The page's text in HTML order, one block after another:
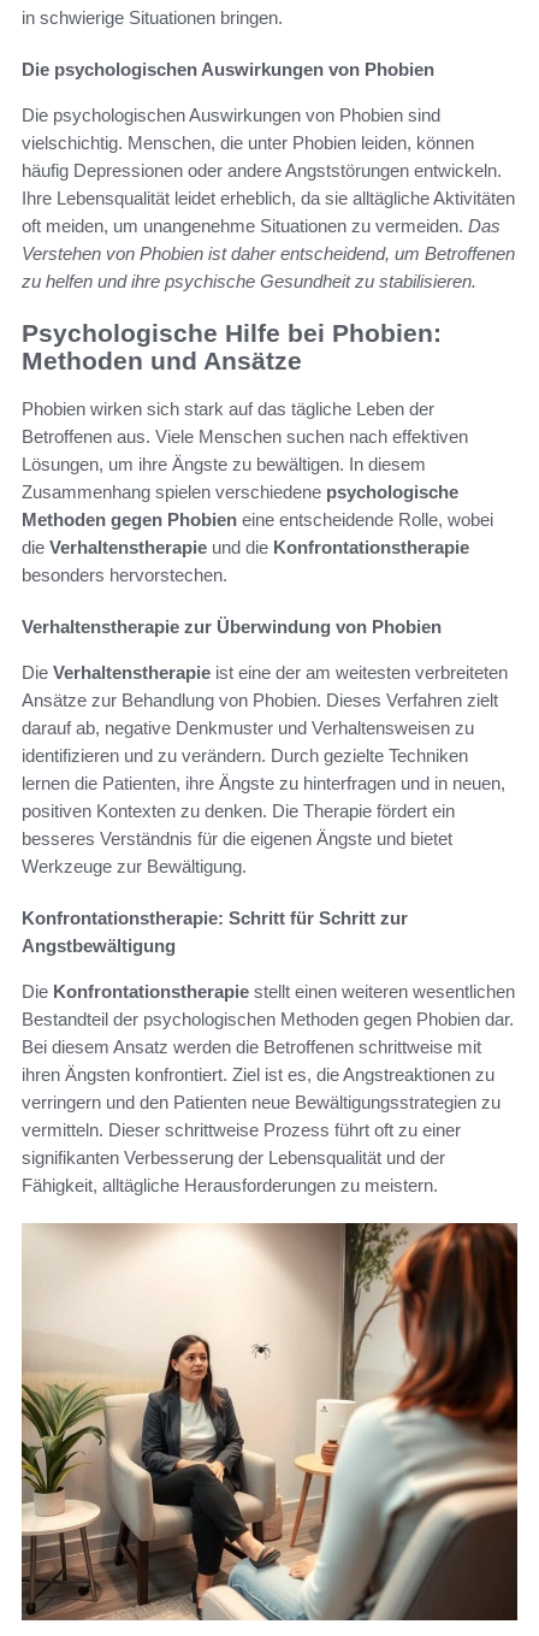
in schwierige Situationen bringen.
Die psychologischen Auswirkungen von Phobien
Die psychologischen Auswirkungen von Phobien sind
vielschichtig. Menschen, die unter Phobien leiden, können
häufig Depressionen oder andere Angststörungen entwickeln.
Ihre Lebensqualität leidet erheblich, da sie alltägliche Aktivitäten
oft meiden, um unangenehme Situationen zu vermeiden. Das
Verstehen von Phobien ist daher entscheidend, um Betroffenen
zu helfen und ihre psychische Gesundheit zu stabilisieren.
Psychologische Hilfe bei Phobien:
Methoden und Ansätze
Phobien wirken sich stark auf das tägliche Leben der
Betroffenen aus. Viele Menschen suchen nach effektiven
Lösungen, um ihre Ängste zu bewältigen. In diesem
Zusammenhang spielen verschiedene psychologische
Methoden gegen Phobien eine entscheidende Rolle, wobei
die Verhaltenstherapie und die Konfrontationstherapie
besonders hervorstechen.
Verhaltenstherapie zur Überwindung von Phobien
Die Verhaltenstherapie ist eine der am weitesten verbreiteten
Ansätze zur Behandlung von Phobien. Dieses Verfahren zielt
darauf ab, negative Denkmuster und Verhaltensweisen zu
identifizieren und zu verändern. Durch gezielte Techniken
lernen die Patienten, ihre Ängste zu hinterfragen und in neuen,
positiven Kontexten zu denken. Die Therapie fördert ein
besseres Verständnis für die eigenen Ängste und bietet
Werkzeuge zur Bewältigung.
Konfrontationstherapie: Schritt für Schritt zur
Angstbewältigung
Die Konfrontationstherapie stellt einen weiteren wesentlichen
Bestandteil der psychologischen Methoden gegen Phobien dar.
Bei diesem Ansatz werden die Betroffenen schrittweise mit
ihren Ängsten konfrontiert. Ziel ist es, die Angstreaktionen zu
verringern und den Patienten neue Bewältigungsstrategien zu
vermitteln. Dieser schrittweise Prozess führt oft zu einer
signifikanten Verbesserung der Lebensqualität und der
Fähigkeit, alltägliche Herausforderungen zu meistern.